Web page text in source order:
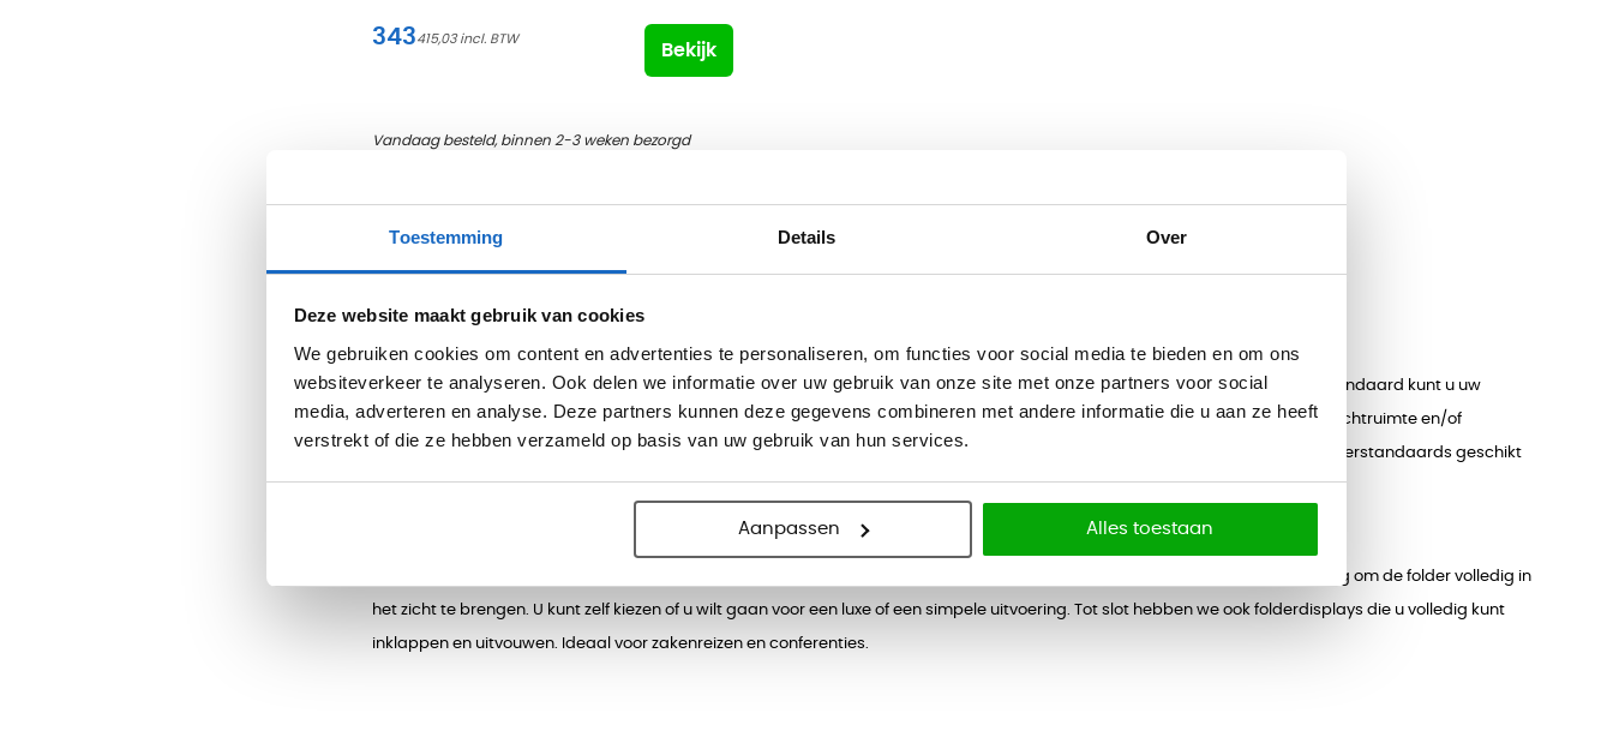
Toestemming Details Over
Deze website maakt gebruik van cookies
We gebruiken cookies om content en advertenties te personaliseren, om functies voor social media te bieden en om ons
websiteverkeer te analyseren. Ook delen we informatie over uw gebruik van onze site met onze partners voor social
media, adverteren en analyse. Deze partners kunnen deze gegevens combineren met andere informatie die u aan ze heeft
verstrekt of die ze hebben verzameld op basis van uw gebruik van hun services.
Aanpassen Alles toestaan
343415,03
Bekijk
Vandaag besteld, binnen 2-3 weken bezorgd
Op onze site vindt u meerdere stijlvolle folderstandaards voor het plaatsen van uw folders en/of brochures. Dankzij de folderstandaard kunt u uw
brochures op een nette en overzichtelijke manier laten zien. De standaards zijn om deze reden uitermate geschikt om in uw wachtruimte en/of
ontvangstruimte te plaatsen. Daarnaast zijn de folderstandaards ook zeer makkelijk in het gebruik op beurzen. Wij hebben folderstandaards geschikt
voor A4, A5, Din Lang en Din A4.
Al onze displays zijn gemaakt van staal en afgewerkt met een coating. De compartimenten voor de folders zijn vaak doorzichtig om de folder volledig in
het zicht te brengen. U kunt zelf kiezen of u wilt gaan voor een luxe of een simpele uitvoering. Tot slot hebben we ook folderdisplays die u volledig kunt
inklappen en uitvouwen. Ideaal voor zakenreizen en conferenties.